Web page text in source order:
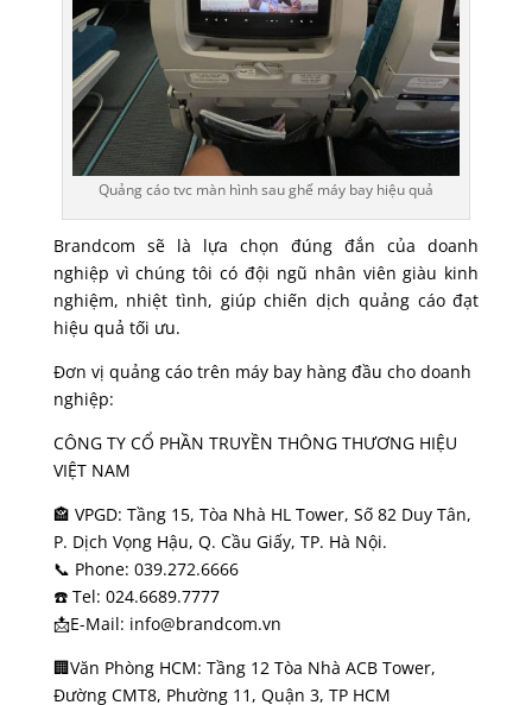
Quảng cáo tvc màn hình sau ghế máy bay hiệu quả
Brandcom sẽ là lựa chọn đúng đắn của doanh
nghiệp vì chúng tôi có đội ngũ nhân viên giàu kinh
nghiệm, nhiệt tình, giúp chiến dịch quảng cáo đạt
hiệu quả tối ưu.
Đơn vị quảng cáo trên máy bay hàng đầu cho doanh
nghiệp:
CÔNG TY CỔ PHẦN TRUYỀN THÔNG THƯƠNG HIỆU
VIỆT NAM
🏤 VPGD: Tầng 15, Tòa Nhà HL Tower, Số 82 Duy Tân,
P. Dịch Vọng Hậu, Q. Cầu Giấy, TP. Hà Nội.
📞 Phone: 039.272.6666
☎️ Tel: 024.6689.7777
📩E-Mail: info@brandcom.vn
🏢Văn Phòng HCM: Tầng 12 Tòa Nhà ACB Tower,
Đường CMT8, Phường 11, Quận 3, TP HCM